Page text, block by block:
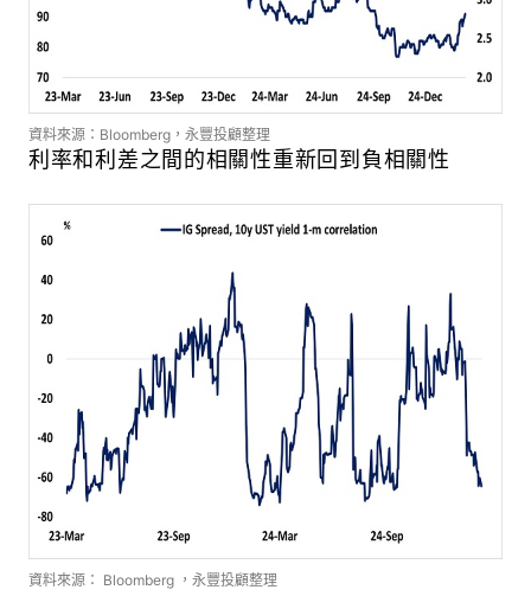
資料來源：Bloomberg，永豐投顧整理
利率和利差之間的相關性重新回到負相關性
資料來源： Bloomberg ，永豐投顧整理